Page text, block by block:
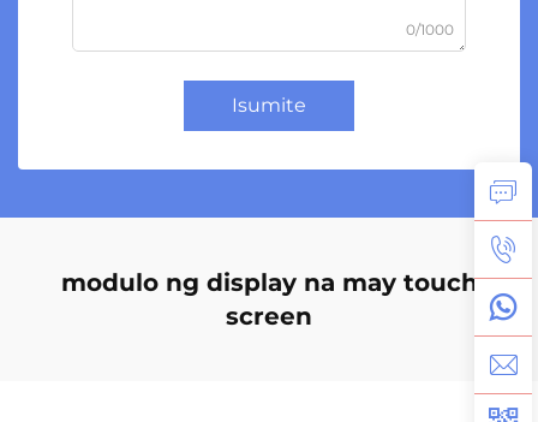
0/1000
Isumite
modulo ng display na may touch
screen